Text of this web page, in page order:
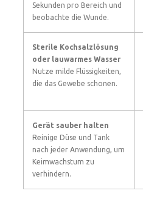
Sekunden pro Bereich und
beobachte die Wunde.
Sterile Kochsalzlösung
oder lauwarmes Wasser
Nutze milde Flüssigkeiten,
die das Gewebe schonen.
Gerät sauber halten
Reinige Düse und Tank
nach jeder Anwendung, um
Keimwachstum zu
verhindern.